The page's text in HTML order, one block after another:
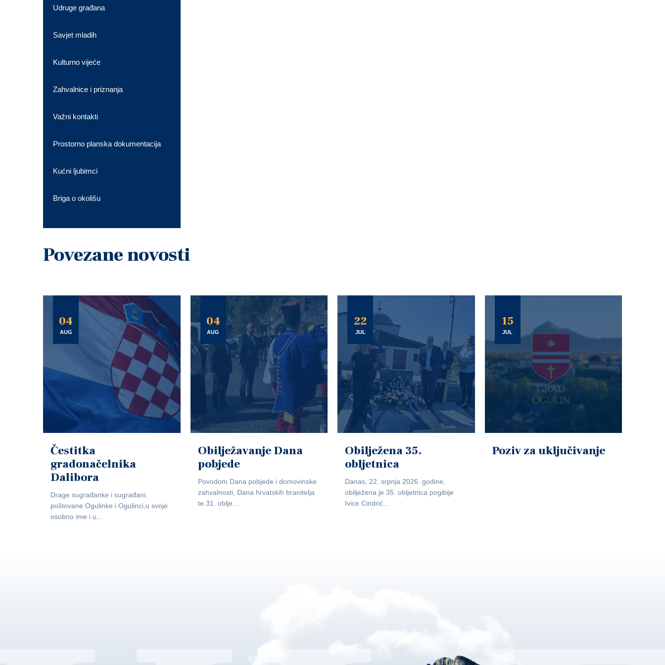
Udruge građana
Savjet mladih
Kulturno vijeće
Zahvalnice i priznanja
Važni kontakti
Prostorno planska dokumentacija
Kućni ljubimci
Briga o okolišu
Povezane novosti
04
AUG
Čestitka
gradonačelnika
Dalibora
Drage sugrađanke i sugrađani,
poštovane Ogulinke i Ogulinci,u svoje
osobno ime i u...
04
AUG
Obilježavanje Dana
pobjede
Povodom Dana pobjede i domovinske
zahvalnosti, Dana hrvatskih branitelja
te 31. oblje...
22
JUL
Obilježena 35.
obljetnica
Danas, 22. srpnja 2026. godine,
obilježena je 35. obljetnica pogibije
Ivice Cindrić...
15
JUL
Poziv za uključivanje